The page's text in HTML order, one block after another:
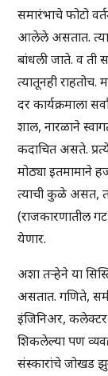
समारंभाचे फोटो
आलेले असतात.
बांधली जाते. व ती
त्यातूनही राहतोच.
दर कार्यक्रमाला
शाल, नारळाने
कदाचित असते.
मोठ्या इतमामाने
त्याची कुळे असत,
(राजकारणातील
येणार.
अशा तऱ्हेने या
असतात. गणिते,
इंजिनिअर,
शिकलेल्या पण
संस्कारांचे जोखड